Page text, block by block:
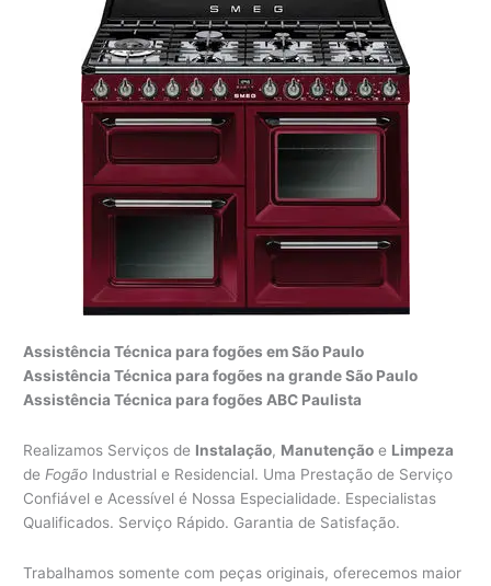
Assistência Técnica para fogões em São Paulo
Assistência Técnica para fogões na grande São Paulo
Assistência Técnica para fogões ABC Paulista
Realizamos Serviços de Instalação, Manutenção e Limpeza
de Fogão Industrial e Residencial. Uma Prestação de Serviço
Confiável e Acessível é Nossa Especialidade. Especialistas
Qualificados. Serviço Rápido. Garantia de Satisfação.
Trabalhamos somente com peças originais, oferecemos maior